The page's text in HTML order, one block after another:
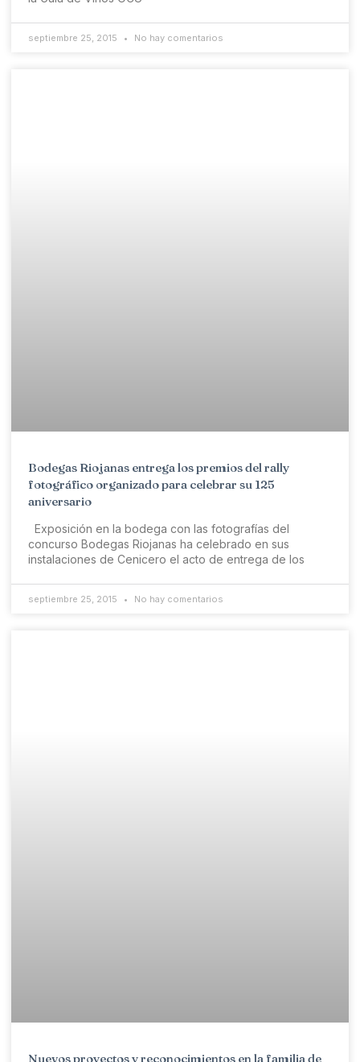
septiembre 25, 2015 No hay comentarios
Bodegas Riojanas entrega los premios del rally
fotográfico organizado para celebrar su 125
aniversario
Exposición en la bodega con las fotografías del
concurso Bodegas Riojanas ha celebrado en sus
instalaciones de Cenicero el acto de entrega de los
septiembre 25, 2015 No hay comentarios
Nuevos proyectos y reconocimientos en la familia de